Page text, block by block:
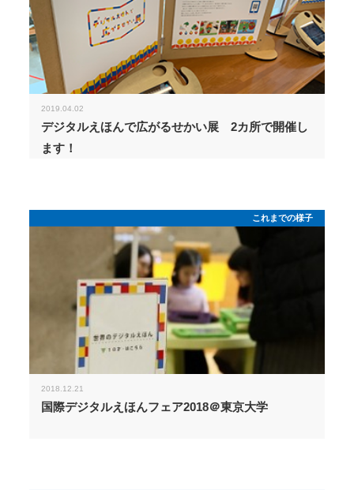
2019.04.02
デジタルえほんで広がるせかい展 2カ所で開催し
ます！
これまでの様子
2018.12.21
国際デジタルえほんフェア2018＠東京大学